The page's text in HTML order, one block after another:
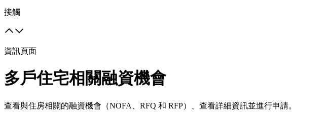
接觸
資訊頁面
多戶住宅相關融資機會
查看與住房相關的融資機會（NOFA、RFQ 和 RFP）、查看詳細資訊並進行申請。